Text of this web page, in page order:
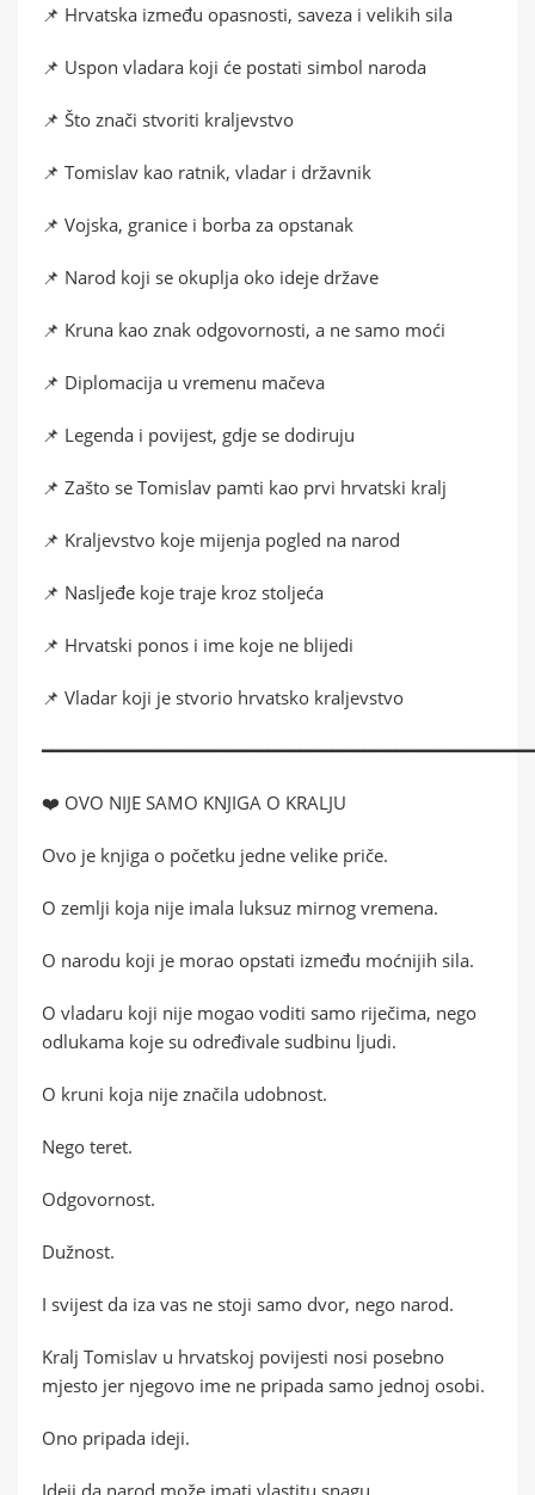
📌 Hrvatska između opasnosti, saveza i velikih sila
📌 Uspon vladara koji će postati simbol naroda
📌 Što znači stvoriti kraljevstvo
📌 Tomislav kao ratnik, vladar i državnik
📌 Vojska, granice i borba za opstanak
📌 Narod koji se okuplja oko ideje države
📌 Kruna kao znak odgovornosti, a ne samo moći
📌 Diplomacija u vremenu mačeva
📌 Legenda i povijest, gdje se dodiruju
📌 Zašto se Tomislav pamti kao prvi hrvatski kralj
📌 Kraljevstvo koje mijenja pogled na narod
📌 Nasljeđe koje traje kroz stoljeća
📌 Hrvatski ponos i ime koje ne blijedi
📌 Vladar koji je stvorio hrvatsko kraljevstvo
❤️ OVO NIJE SAMO KNJIGA O KRALJU
Ovo je knjiga o početku jedne velike priče.
O zemlji koja nije imala luksuz mirnog vremena.
O narodu koji je morao opstati između moćnijih sila.
O vladaru koji nije mogao voditi samo riječima, nego
odlukama koje su određivale sudbinu ljudi.
O kruni koja nije značila udobnost.
Nego teret.
Odgovornost.
Dužnost.
I svijest da iza vas ne stoji samo dvor, nego narod.
Kralj Tomislav u hrvatskoj povijesti nosi posebno
mjesto jer njegovo ime ne pripada samo jednoj osobi.
Ono pripada ideji.
Ideji da narod može imati vlastitu snagu.